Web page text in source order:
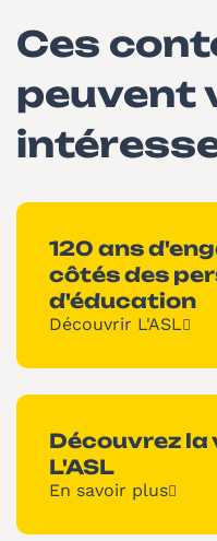
Ces
peuvent
120 ans
côtés des
d'éducation
Découvrir L'ASL
Découvrez
L'ASL
En savoir plus